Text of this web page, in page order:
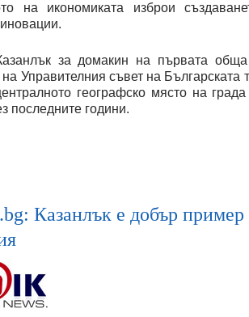
на икономиката изброи
за домакин на първата
на Управителния съвет на
географско място на
последните години.
Казанлък е добър пример